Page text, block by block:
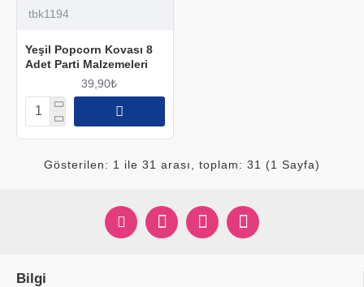
tbk1194
Yeşil Popcorn Kovası 8
Adet Parti Malzemeleri
39,90₺
Gösterilen: 1 ile 31 arası, toplam: 31 (1 Sayfa)
Bilgi